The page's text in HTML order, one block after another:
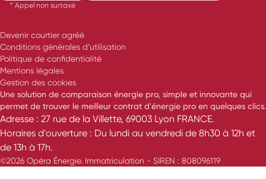
* Appel non surtaxé
Devenir courtier agréé
Conditions générales d’utilisation
Politique de confidentialité
Mentions légales
Gestion des cookies
Une solution de comparaison énergie pro, simple et innovante qui
permet de trouver le meilleur contrat d'énergie pro en quelques clics.
Adresse : 27 rue de la Villette, 69003 Lyon FRANCE.
Horaires d’ouverture : Du lundi au vendredi de 8h30 à 12h et
de 13h à 17h.
©2026 Opéra Énergie. Immatriculation - SIREN : 808096119